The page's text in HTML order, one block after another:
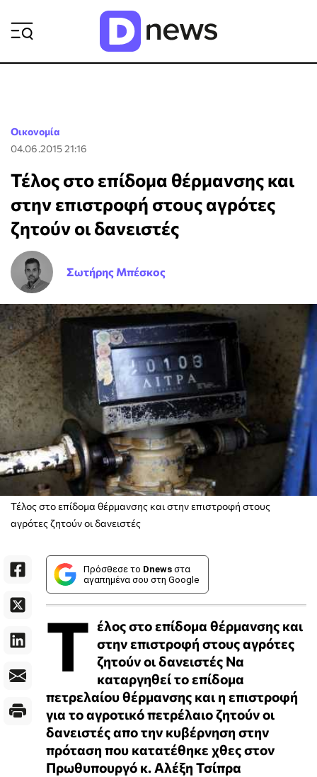
Οικονομία
04.06.2015 21:16
Τέλος στο επίδομα θέρμανσης και
στην επιστροφή στους αγρότες
ζητούν οι δανειστές
Σωτήρης Μπέσκος
Τέλος στο επίδομα θέρμανσης και στην επιστροφή στους
αγρότες ζητούν οι δανειστές
Πρόσθεσε το Dnews στα
αγαπημένα σου στη Google
Τ έλος στο επίδομα θέρμανσης και
στην επιστροφή στους αγρότες
ζητούν οι δανειστές Να
καταργηθεί το επίδομα
πετρελαίου θέρμανσης και η επιστροφή
για το αγροτικό πετρέλαιο ζητούν οι
δανειστές απο την κυβέρνηση στην
πρόταση που κατατέθηκε χθες στον
Πρωθυπουργό κ. Αλέξη Τσίπρα